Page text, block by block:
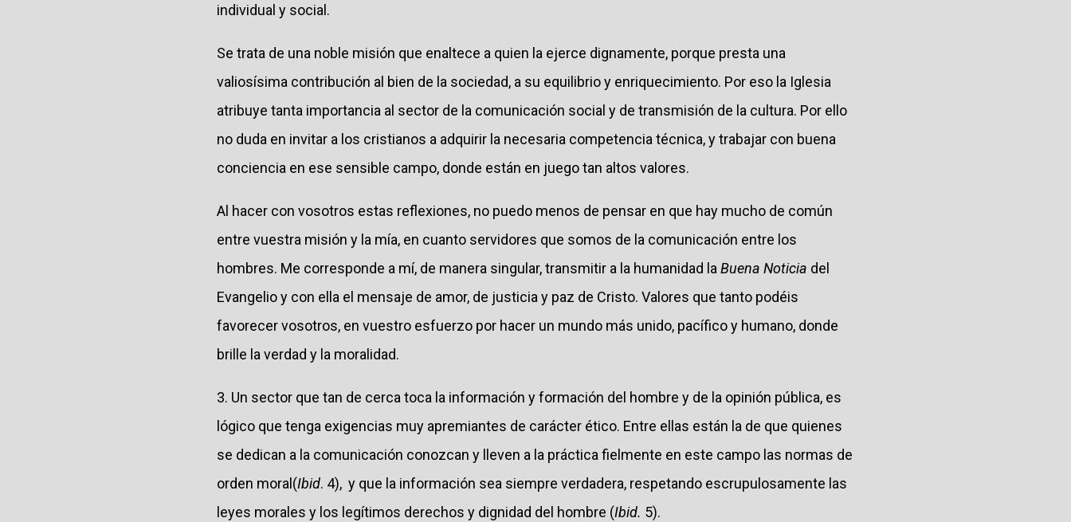
individual y social.
Se trata de una noble misión que enaltece a quien la ejerce dignamente, porque presta una
valiosísima contribución al bien de la sociedad, a su equilibrio y enriquecimiento. Por eso la Iglesia
atribuye tanta importancia al sector de la comunicación social y de transmisión de la cultura. Por ello
no duda en invitar a los cristianos a adquirir la necesaria competencia técnica, y trabajar con buena
conciencia en ese sensible campo, donde están en juego tan altos valores.
Al hacer con vosotros estas reflexiones, no puedo menos de pensar en que hay mucho de común
entre vuestra misión y la mía, en cuanto servidores que somos de la comunicación entre los
hombres. Me corresponde a mí, de manera singular, transmitir a la humanidad la Buena Noticia del
Evangelio y con ella el mensaje de amor, de justicia y paz de Cristo. Valores que tanto podéis
favorecer vosotros, en vuestro esfuerzo por hacer un mundo más unido, pacífico y humano, donde
brille la verdad y la moralidad.
3. Un sector que tan de cerca toca la información y formación del hombre y de la opinión pública, es
lógico que tenga exigencias muy apremiantes de carácter ético. Entre ellas están la de que quienes
se dedican a la comunicación conozcan y lleven a la práctica fielmente en este campo las normas de
orden moral(Ibid. 4), y que la información sea siempre verdadera, respetando escrupulosamente las
leyes morales y los legítimos derechos y dignidad del hombre (Ibid. 5).